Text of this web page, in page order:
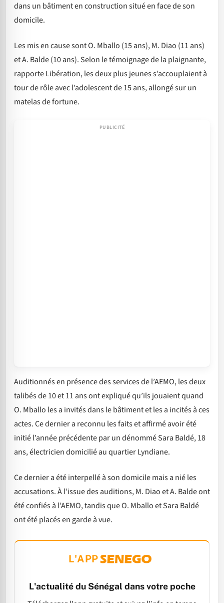
dans un bâtiment en construction situé en face de son
domicile.
Les mis en cause sont O. Mballo (15 ans), M. Diao (11 ans)
et A. Balde (10 ans). Selon le témoignage de la plaignante,
rapporte Libération, les deux plus jeunes s’accouplaient à
tour de rôle avec l’adolescent de 15 ans, allongé sur un
matelas de fortune.
Auditionnés en présence des services de l’AEMO, les deux
talibés de 10 et 11 ans ont expliqué qu’ils jouaient quand
O. Mballo les a invités dans le bâtiment et les a incités à ces
actes. Ce dernier a reconnu les faits et affirmé avoir été
initié l’année précédente par un dénommé Sara Baldé, 18
ans, électricien domicilié au quartier Lyndiane.
Ce dernier a été interpellé à son domicile mais a nié les
accusations. À l’issue des auditions, M. Diao et A. Balde ont
été confiés à l’AEMO, tandis que O. Mballo et Sara Baldé
ont été placés en garde à vue.
L'APP
L'actualité du Sénégal dans votre poche